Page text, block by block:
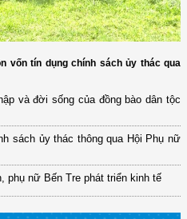
vốn tín dụng chính sách ủy thác qua
và đời sống của đồng bào dân tộc
sách ủy thác thông qua Hội Phụ nữ
phụ nữ Bến Tre phát triển kinh tế